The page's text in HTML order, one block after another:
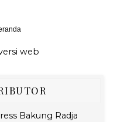
web
Bakung Radja